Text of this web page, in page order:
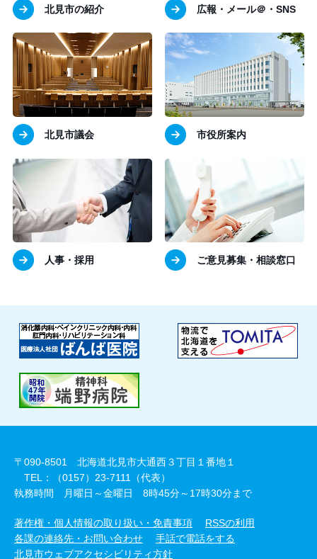
北見市の紹介 広報・メール＠・SNS
北見市議会 市役所案内
人事・採用 ご意見募集・相談窓口
〒090-8501 北海道北見市大通西３丁目１番地１
TEL：（0157）23-7111（代表）
執務時間 月曜日～金曜日 8時45分～17時30分まで
著作権・個人情報の取り扱い・免責事項
RSSの利用
各課の連絡先・お問い合わせ
手話で電話をする
北見市ウェブアクセシビリティ方針